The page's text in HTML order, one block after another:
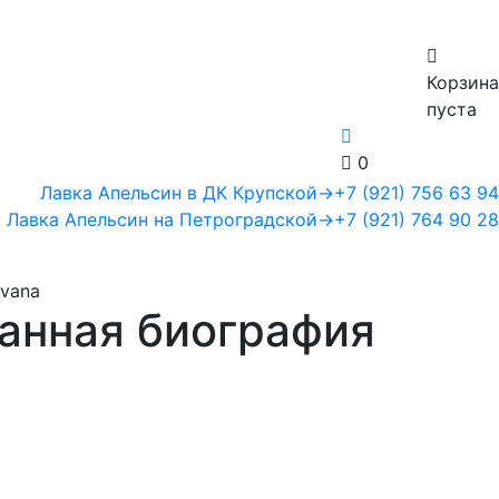
Корзина
пуста
0
+7 (921) 756 63 94
+7 (921) 764 90 28
Лавка Апельсин в ДК Крупской→
Лавка Апельсин на Петроградской→
биография